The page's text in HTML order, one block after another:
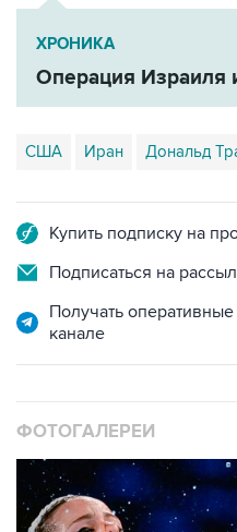
ХРОНИКА
Операция Израиля
США Иран Дональд
Купить подписку на
Подписаться на
Получать
канале
ФОТОГАЛЕРЕИ